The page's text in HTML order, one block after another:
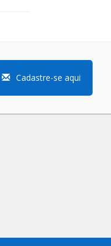
Cadastre-se aqui